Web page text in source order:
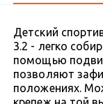
Детский
3.2 - легко
помощью
позволяют
положениях.